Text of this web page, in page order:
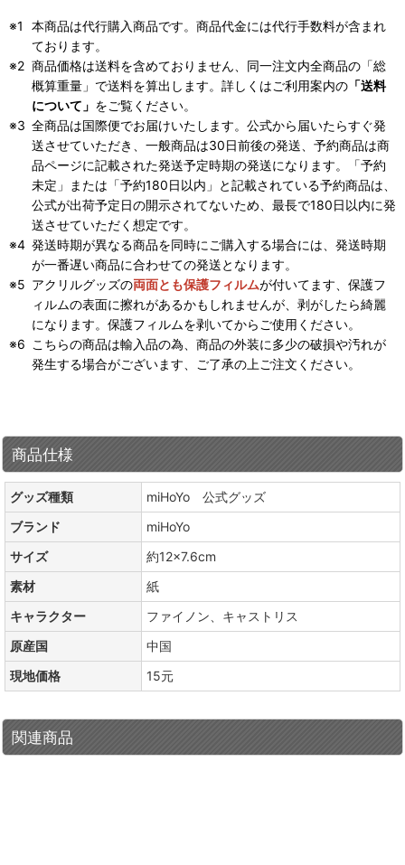
本商品は代行購入商品です。商品代金には代行手数料が含まれ
ております。
商品価格は送料を含めておりません、同一注文内全商品の「総
概算重量」で送料を算出します。詳しくはご利用案内の 「送料
について」 をご覧ください。
全商品は国際便でお届けいたします。公式から届いたらすぐ発
送させていただき、一般商品は30日前後の発送、予約商品は商
品ページに記載された発送予定時期の発送になります。「予約
未定」または「予約180日以内」と記載されている予約商品は、
公式が出荷予定日の開示されてないため、最長で180日以内に発
送させていただく想定です。
発送時期が異なる商品を同時にご購入する場合には、発送時期
が一番遅い商品に合わせての発送となります。
アクリルグッズの両面とも保護フィルムが付いてます、保護フ
ィルムの表面に擦れがあるかもしれませんが、剥がしたら綺麗
になります。保護フィルムを剥いてからご使用ください。
こちらの商品は輸入品の為、商品の外装に多少の破損や汚れが
発生する場合がございます、ご了承の上ご注文ください。
商品仕様
グッズ種類
miHoYo 公式グッズ
ブランド
miHoYo
サイズ
約12×7.6cm
素材
紙
キャラクター
ファイノン、キャストリス
原産国
中国
現地価格
15元
関連商品